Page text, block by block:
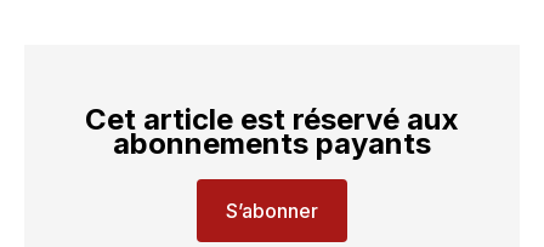
Cet article est réservé aux
abonnements payants
S’abonner